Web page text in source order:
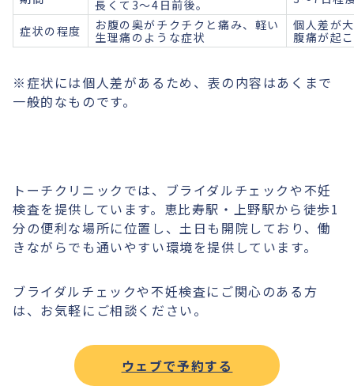
長くて3〜4日前後。
症状の程度
お腹の奥がチクチクと痛み、軽い
生理痛のような症状
個人差が
腹痛が起
※症状には個人差があるため、表の内容はあくまで
一般的なものです。
トーチクリニックでは、ブライダルチェックや不妊
検査を提供しています。恵比寿駅・上野駅から徒歩1
分の便利な場所に位置し、土日も開院しており、働
きながらでも通いやすい環境を提供しています。
ブライダルチェックや不妊検査にご関心のある方
は、お気軽にご相談ください。
ウェブで予約する